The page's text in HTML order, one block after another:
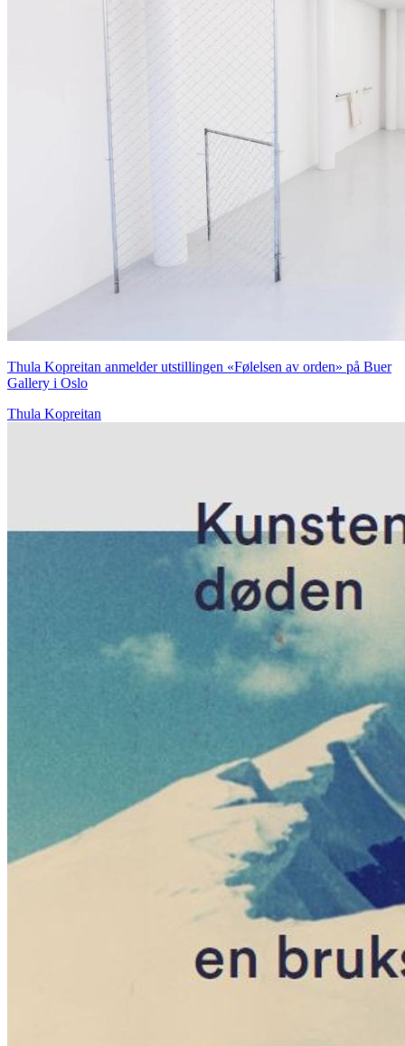
Thula Kopreitan anmelder utstillingen «Følelsen av orden» på Buer
Gallery i Oslo
Thula Kopreitan